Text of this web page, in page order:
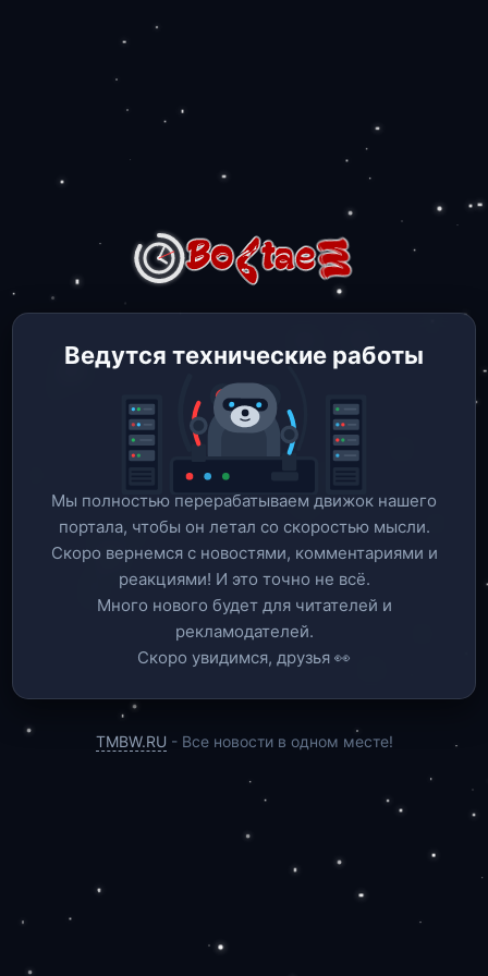
Ведутся технические работы
Мы полностью перерабатываем движок нашего
портала, чтобы он летал со скоростью мысли.
Скоро вернемся c новостями, комментариями и
реакциями! И это точно не всё.
Много нового будет для читателей и
рекламодателей.
Скоро увидимся, друзья 👀
TMBW.RU - Все новости в одном месте!